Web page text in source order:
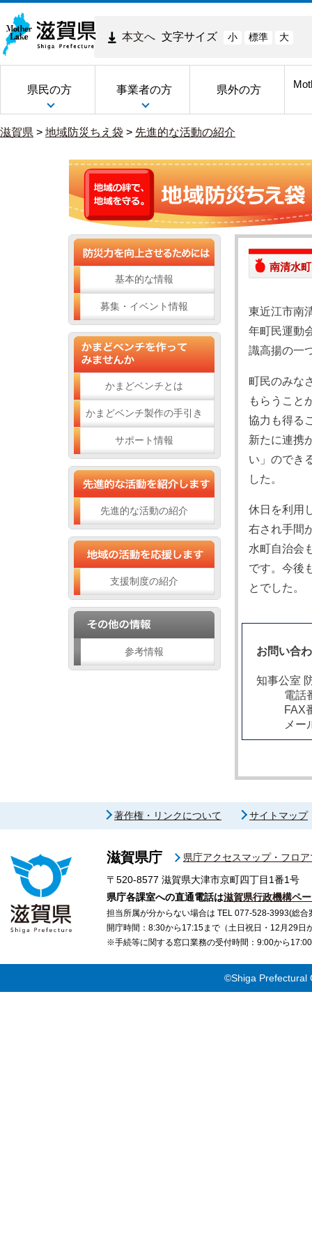
本文へ 文字サイズ 小 標準 大
県民の方 事業者の方 県外の方
滋賀県 > 地域防災ちえ袋 > 先進的な活動の紹介
基本的な情報
募集・イベント情報
かまどベンチとは
かまどベンチ製作の手引き
サポート情報
先進的な活動の紹介
支援制度の紹介
参考情報
南清水
東近江市南
年町民運動
識高揚の一
町民のみな
もらうこと
協力も得る
新たに連携
い」のでき
した。
休日を利用
右され手間
水町自治会
です。今後
とでした。
お問い合
知事公室
電話
FAX
メー
著作権・リンクについて サイトマップ
滋賀県庁
県庁アクセスマップ・フロ
〒520-8577 滋賀県大津市京町四丁目1番1号
県庁各課室への直通電話は滋賀県行政機構ペ
担当所属が分からない場合は TEL 077-528-3993(総合
開庁時間：8:30から17:15まで（土日祝日・12月29日
※手続等に関する窓口業務の受付時間：9:00から
©Shiga Prefectural